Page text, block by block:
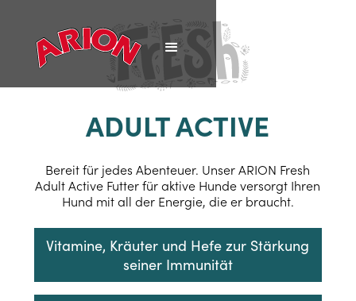
ADULT ACTIVE
Bereit für jedes Abenteuer. Unser ARION Fresh
Adult Active Futter für aktive Hunde versorgt Ihren
Hund mit all der Energie, die er braucht.
Vitamine, Kräuter und Hefe zur Stärkung
seiner Immunität